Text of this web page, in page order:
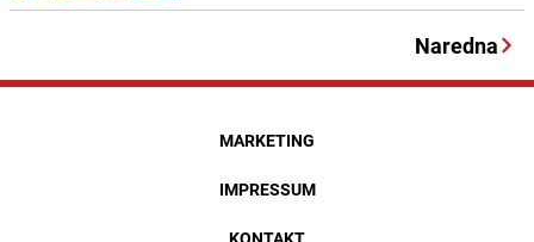
Naredna
MARKETING
IMPRESSUM